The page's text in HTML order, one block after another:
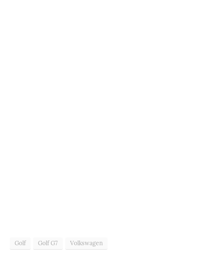
Golf Golf G7 Volkswagen